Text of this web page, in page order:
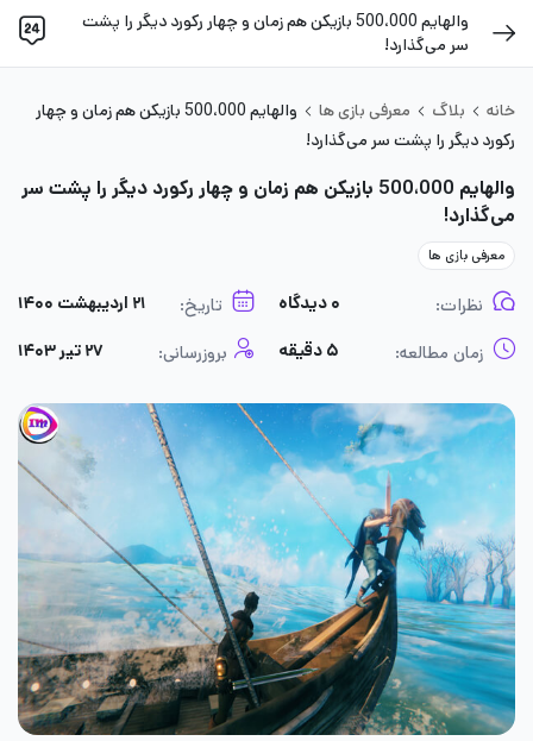
والهایم 500،000 بازیکن هم‌ زمان و چهار رکورد دیگر را پشت
سر می‌گذارد!
خانه بلاگ معرفی بازی ها
والهایم 500،000 بازیکن هم‌ زمان و چهار
رکورد دیگر را پشت سر می‌گذارد!
والهایم 500،000 بازیکن هم‌ زمان و چهار رکورد دیگر را پشت سر
می‌گذارد!
معرفی بازی ها
نظرات: ۰ دیدگاه تاریخ: ۲۱ اردیبهشت ۱۴۰۰
زمان مطالعه: ۵ دقیقه بروزرسانی: ۲۷ تیر ۱۴۰۳